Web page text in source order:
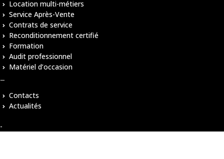
Location multi-métiers
Service Après-Vente
Contrats de service
Reconditionnement certifié
Formation
Audit professionnel
Matériel d’occasion
–
Contacts
Actualités
-